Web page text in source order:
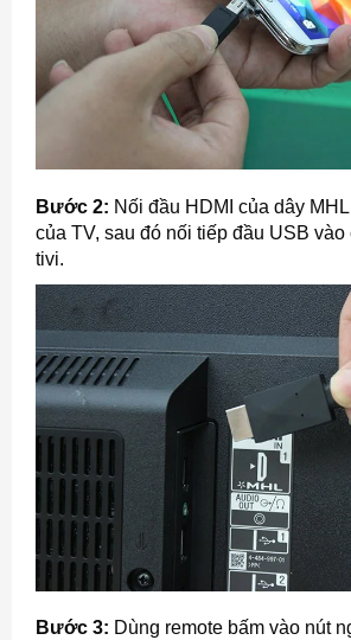
Bước 2: Nối đầu HDMI của dây
của TV, sau đó nối tiếp đầu USB vào
tivi.
Bước 3: Dùng remote bấm vào nút